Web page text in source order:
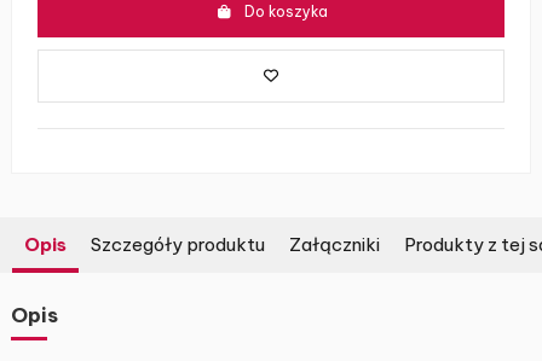
Do koszyka
Opis Szczegóły produktu Załączniki Produkty z tej
Opis